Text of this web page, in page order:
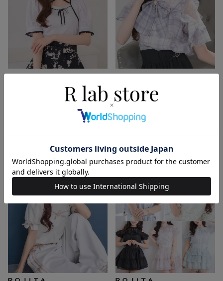
ボレロ風リボントップス
再入荷 新色追加
ラッフルシアーブラウス
¥8,690税込